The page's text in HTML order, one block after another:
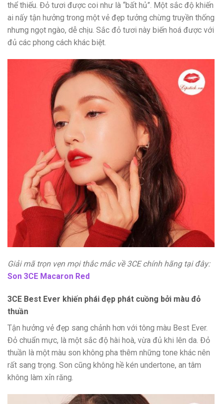
thể thiếu. Đỏ tươi được coi như là “bất hủ”. Một sắc độ khiến
ai nấy tận hưởng trong một vẻ đẹp tưởng chừng truyền thống
nhưng ngọt ngào, dễ chịu. Sắc đỏ tươi này biến hoá được với
đủ các phong cách khác biệt.
Giải mã trọn vẹn mọi thắc mắc về 3CE chính hãng tại đây:
Son 3CE Macaron Red
3CE Best Ever khiến phái đẹp phát cuồng bởi màu đỏ
thuần
Tận hưởng vẻ đẹp sang chảnh hơn với tông màu Best Ever.
Đỏ chuẩn mực, là một sắc độ hài hoà, vừa đủ khi lên da. Đỏ
thuần là một màu son không pha thêm những tone khác nên
rất sang trọng. Son cũng không hề kén undertone, an tâm
không làm xỉn răng.